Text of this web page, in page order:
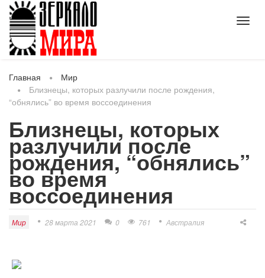
Главная
Мир
Близнецы, которых разлучили после рождения,
“обнялись” во время воссоединения
Близнецы, которых
разлучили после
рождения, “обнялись”
во время
воссоединения
Мир 28 марта 2021 0 761 Австралия